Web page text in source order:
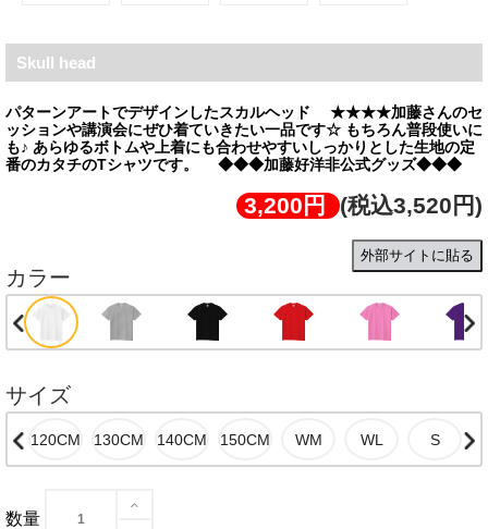
Skull head
パターンアートでデザインしたスカルヘッド ★★★★加藤さんのセ
ッションや講演会にぜひ着ていきたい一品です☆ もちろん普段使いに
も♪ あらゆるボトムや上着にも合わせやすいしっかりとした生地の定
番のカタチのTシャツです。 ◆◆◆加藤好洋非公式グッズ◆◆◆
3,200円 (税込3,520円)
外部サイトに貼る
カラー
サイズ
数量